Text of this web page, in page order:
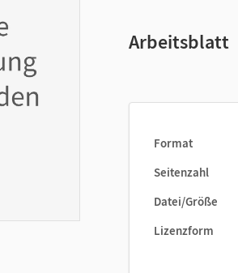
Arbeitsblatt
Format
Seitenzahl
Datei/Größe
Lizenzform